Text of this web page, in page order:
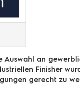
an
Finisher
gerecht zu